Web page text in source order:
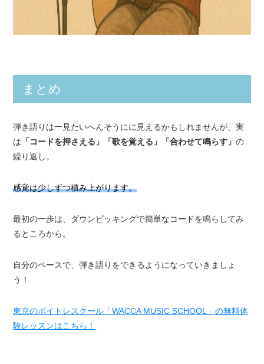
まとめ
弾き語りは一見たいへんそうにに見えるかもしれませんが、実
は 「コードを押さえる」「歌を覚える」「合わせて鳴らす」の
繰り返し。
感覚は少しずつ積み上がります。
最初の一歩は、ダウンピッキングで簡単なコードを鳴らしてみ
るところから。
自分のペースで、弾き語りをできるようになっていきましょ
う！
東京のボイトレスクール「WACCA MUSIC SCHOOL」の無料体
験レッスンはこちら！